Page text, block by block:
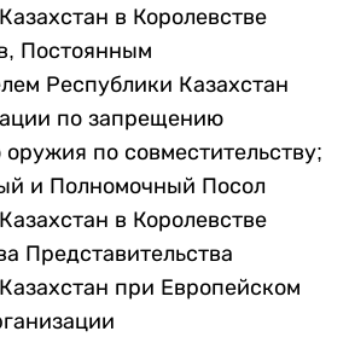
в Королевстве
Постоянным
Республики Казахстан
по запрещению
оружия по совместительству;
и Полномочный Посол
в Королевстве
Представительства
при Европейском